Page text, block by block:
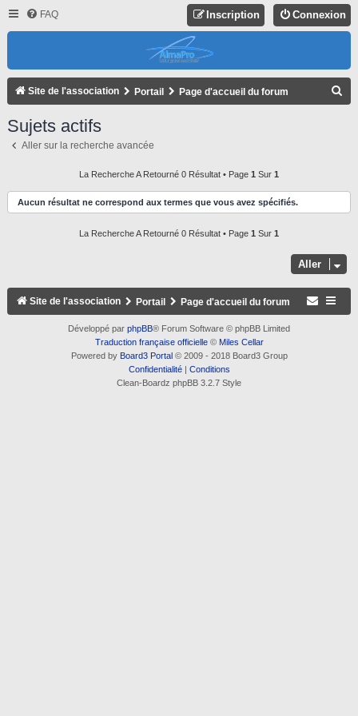
FAQ Connexion
Inscription
Site de l'association Portail Page d'accueil du forum
R
C
E
R
Sujets actifs
Aller sur la recherche avancée
La Recherche A Retourné 0 Résultat • Page 1 Sur 1
Aucun résultat ne correspond aux termes que vous avez spécifiés.
La Recherche A Retourné 0 Résultat • Page 1 Sur 1
Aller
Site de l'association Portail Page d'accueil du forum
Développé par phpBB® Forum Software © phpBB Limited
Traduction française officielle© Miles Cellar
Powered by Board3 Portal© 2009 - 2018 Board3 Group
Confidentialité| Conditions
Clean-Boardz phpBB 3.2.7 Style